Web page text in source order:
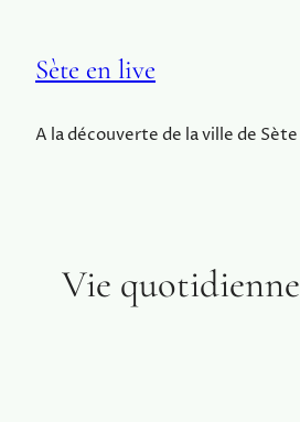
Sète en live
A la découverte de la ville de Sète
Vie quotidienne